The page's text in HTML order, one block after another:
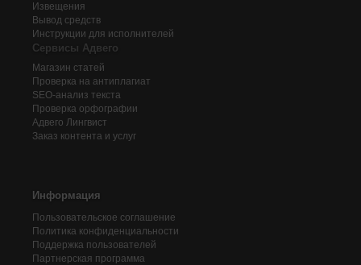
Извещения
Вывод средств
Инструкции для исполнителей
Сервисы Адвего
Магазин статей
Проверка на антиплагиат
SEO-анализ текста
Проверка орфографии
Адвего Лингвист
Заказ контента и услуг
Информация
Пользовательское соглашение
Политика конфиденциальности
Поддержка пользователей
Партнерская программа